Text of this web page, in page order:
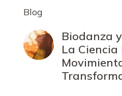
Blog
Biodanza
La